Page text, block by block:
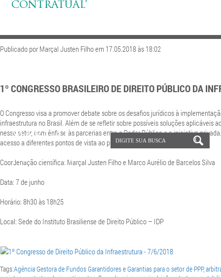
CONTRATUAL’
Publicado por Marçal Justen Filho em 17.05.2018 às 18:02
1º CONGRESSO BRASILEIRO DE DIREITO PÚBLICO DA
O Congresso visa a promover debate sobre os desafios jurídicos à
infraestrutura no Brasil. Além de se refletir sobre possíveis soluções aplicáveis
nesse setor, com ênfase às parcerias entre o Poder Público e a iniciativa
acesso a diferentes pontos de vista ao público participante.
Coordenação científica: Marçal Justen Filho e Marco Aurélio de Barcelos Silva
Data: 7 de junho
Horário: 8h30 às 18h25
Local: Sede do Instituto Brasiliense de Direito Público – IDP
Tags:Agência Gestora de Fundos Garantidores e Garantias para o setor de PPP,